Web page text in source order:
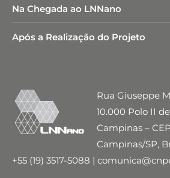
Na Chegada ao LNNano
Após a Realização do Projeto
Rua Giuseppe
10.000 Polo II
Campinas –
Campinas/SP,
+55 (19) 3517-5088 |